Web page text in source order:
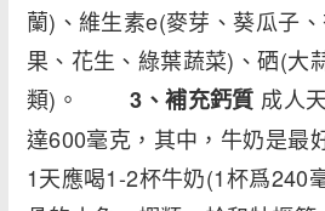
蘭)、維生素e(麥芽、葵瓜子
果、花生、綠葉蔬菜)、硒(大
類)。3 、補充鈣質 成人
達600毫克，其中，牛奶是最
1天應喝1-2杯牛奶(1杯爲240